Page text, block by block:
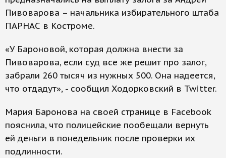
Пивоварова – начальника избирательного штаба
ПАРНАС в Костроме.
«У Бароновой, которая должна внести за
Пивоварова, если суд все же решит про залог,
забрали 260 тысяч из нужных 500. Она надеется,
что отдадут», - сообщил Ходорковский в Twitter.
Мария Баронова на своей странице в Facebook
пояснила, что полицейские пообещали вернуть
ей деньги в понедельник после проверки их
подлинности.